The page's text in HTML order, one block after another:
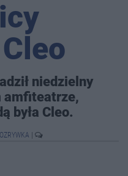
niedzielny
amfiteatrze,
była Cleo.